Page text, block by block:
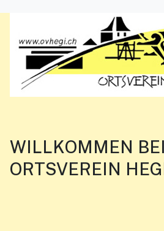
WILLKOMMEN
ORTSVEREIN